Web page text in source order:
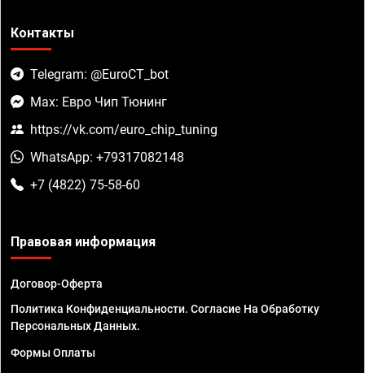
Контакты
Telegram: @EuroCT_bot
Max: Евро Чип Тюнинг
https://vk.com/euro_chip_tuning
WhatsApp: +79317082148
+7 (4822) 75-58-60
Правовая информация
Договор-Оферта
Политика Конфиденциальности. Согласие На Обработку
Персональных Данных.
Формы Оплаты